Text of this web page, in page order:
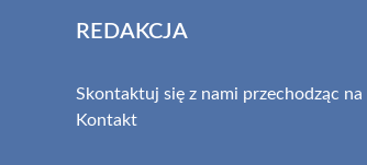
REDAKCJA
Skontaktuj się z nami przechodząc
Kontakt